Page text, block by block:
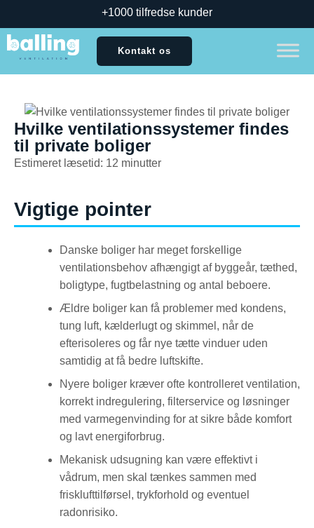
+1000 tilfredse kunder
Kontakt os
Hvilke ventilationssystemer findes
til private boliger
Estimeret læsetid: 12 minutter
Vigtige pointer
Danske boliger har meget forskellige
ventilationsbehov afhængigt af byggeår, tæthed,
boligtype, fugtbelastning og antal beboere.
Ældre boliger kan få problemer med kondens,
tung luft, kælderlugt og skimmel, når de
efterisoleres og får nye tætte vinduer uden
samtidig at få bedre luftskifte.
Nyere boliger kræver ofte kontrolleret ventilation,
korrekt indregulering, filterservice og løsninger
med varmegenvinding for at sikre både komfort
og lavt energiforbrug.
Mekanisk udsugning kan være effektivt i
vådrum, men skal tænkes sammen med
frisklufttilførsel, trykforhold og eventuel
radonrisiko.